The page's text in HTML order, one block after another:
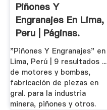
Piñones Y
Engranajes En Lima,
Peru | Páginas.
"Piñones Y Engranajes" en
Lima, Perú | 9 resultados ...
de motores y bombas,
fabricación de piezas en
gral. para la industria
minera, piñones y otros.